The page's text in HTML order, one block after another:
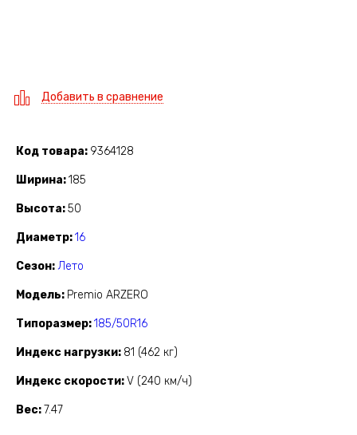
Добавить в сравнение
Код товара 9364128
Ширина 185
Высота 50
Диаметр 16
Сезон Лето
Модель Premio ARZERO
Типоразмер 185/50R16
Индекс нагрузки 81 (462 кг)
Индекс скорости V (240 км/ч)
Вес 7.47